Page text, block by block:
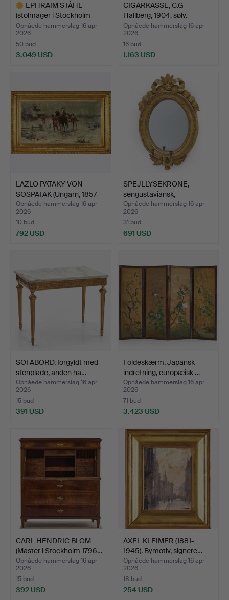
EPHRAIM STÅHL
(stolmager i Stockholm
1794-…
Opnåede hammerslag 16 apr
2026
50 bud
3.049 USD
CIGARKASSE, C.G
Hallberg, 1904, sølv.
Opnåede hammerslag 16 apr
2026
16 bud
1.163 USD
LAZLO PATAKY VON
SOSPATAK (Ungarn, 1857-
19…
Opnåede hammerslag 16 apr
2026
10 bud
792 USD
SPEJLLYSEKRONE,
sengustaviansk,
slutningen…
Opnåede hammerslag 16 apr
2026
31 bud
691 USD
SOFABORD, forgyldt med
stenplade, anden ha…
Opnåede hammerslag 16 apr
2026
15 bud
391 USD
Foldeskærm, Japansk
indretning, europæisk …
Opnåede hammerslag 16 apr
2026
71 bud
3.423 USD
CARL HENDRIC BLOM
(Master i Stockholm 1796…
Opnåede hammerslag 16 apr
2026
15 bud
392 USD
AXEL KLEIMER (1881-
1945). Bymotiv, signere…
Opnåede hammerslag 16 apr
2026
18 bud
254 USD